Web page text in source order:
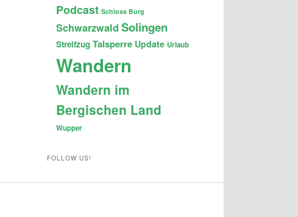
Podcast Schloss Burg
Schwarzwald Solingen
Streifzug Talsperre Update Urlaub
Wandern
Wandern im
Bergischen Land
Wupper
FOLLOW US!